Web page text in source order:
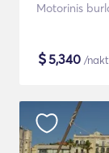
Motorinis
$5,340 /